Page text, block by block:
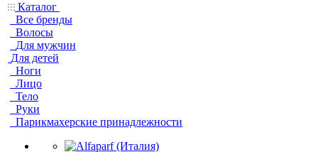
Каталог
Все бренды
Волосы
Для мужчин
Для детей
Ноги
Лицо
Тело
Руки
Парикмахерские принадлежности